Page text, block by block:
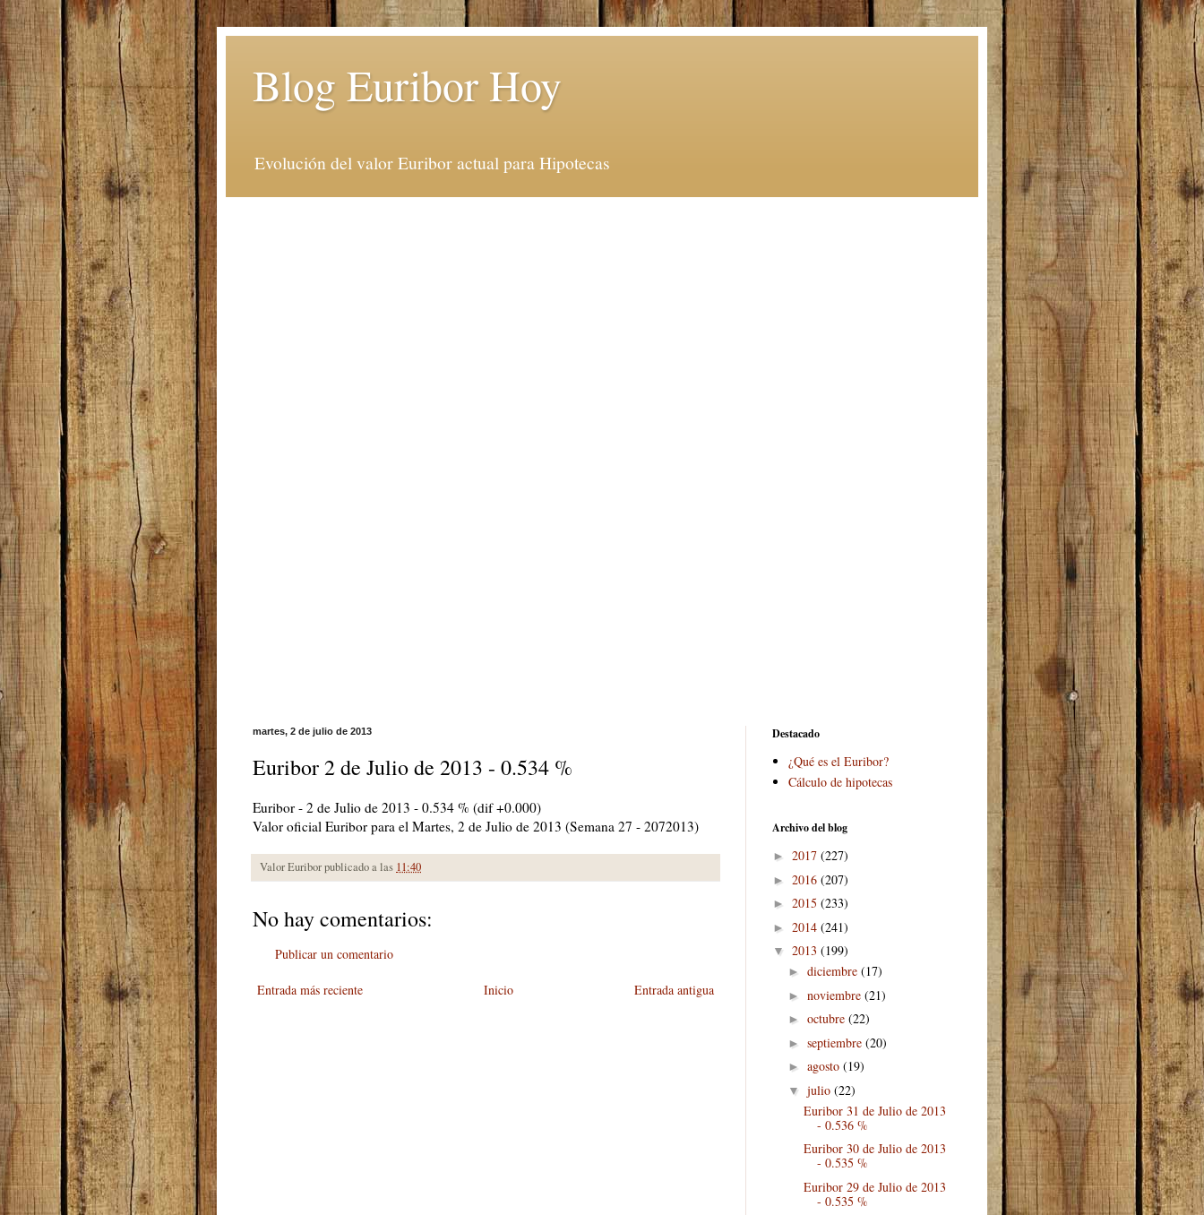
Blog Euribor Hoy
Evolución del valor Euribor actual para Hipotecas
martes, 2 de julio de 2013
Euribor 2 de Julio de 2013 - 0.534 %
Euribor - 2 de Julio de 2013 - 0.534 % (dif +0.000)
Valor oficial Euribor para el Martes, 2 de Julio de 2013 (Semana 27 - 2072013)
Valor Euribor publicado a las 11:40
No hay comentarios:
Publicar un comentario
Entrada más reciente Entrada antigua
Inicio
Destacado
¿Qué es el Euribor?
Cálculo de hipotecas
Archivo del blog
► 2017 (227)
► 2016 (207)
► 2015 (233)
► 2014 (241)
▼ 2013 (199)
► diciembre (17)
► noviembre (21)
► octubre (22)
► septiembre (20)
► agosto (19)
▼ julio (22)
Euribor 31 de Julio de 2013
- 0.536 %
Euribor 30 de Julio de 2013
- 0.535 %
Euribor 29 de Julio de 2013
- 0.535 %